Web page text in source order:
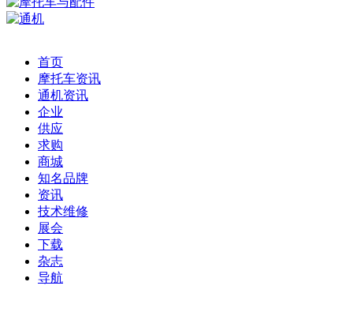
首页
摩托车资讯
通机资讯
企业
供应
求购
商城
知名品牌
资讯
技术维修
展会
下载
杂志
导航